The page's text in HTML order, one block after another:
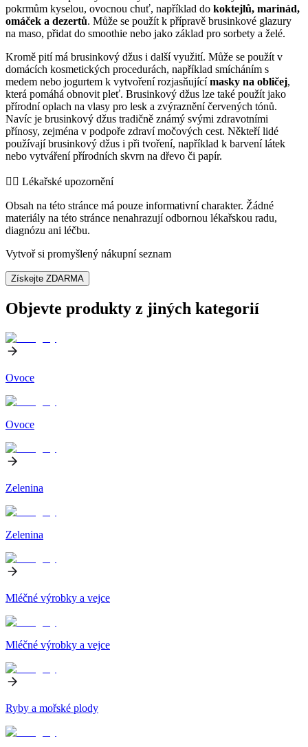
pokrmům kyselou, ovocnou chuť, například do koktejlů, marinád,
omáček a dezertů. Může se použít k přípravě brusinkové glazury
na maso, přidat do smoothie nebo jako základ pro sorbety a želé.
Kromě pití má brusinkový džus i další využití. Může se použít v
domácích kosmetických procedurách, například smícháním s
medem nebo jogurtem k vytvoření rozjasňujícímasky na obličej,
která pomáhá obnovit pleť. Brusinkový džus lze také použít jako
přírodní oplach na vlasy pro lesk a zvýraznění červených tónů.
Navíc je brusinkový džus tradičně známý svými zdravotními
přínosy, zejména v podpoře zdraví močových cest. Někteří lidé
používají brusinkový džus i při tvoření, například k barvení látek
nebo vytváření přírodních skvrn na dřevo či papír.
👨‍⚕️️ Lékařské upozornění
Obsah na této stránce má pouze informativní charakter. Žádné
materiály na této stránce nenahrazují odbornou lékařskou radu,
diagnózu ani léčbu.
Vytvoř si promyšlený nákupní seznam
Získejte ZDARMA
Objevte produkty z jiných kategorií
Ovoce
Ovoce
Zelenina
Zelenina
Mléčné výrobky a vejce
Mléčné výrobky a vejce
Ryby a mořské plody